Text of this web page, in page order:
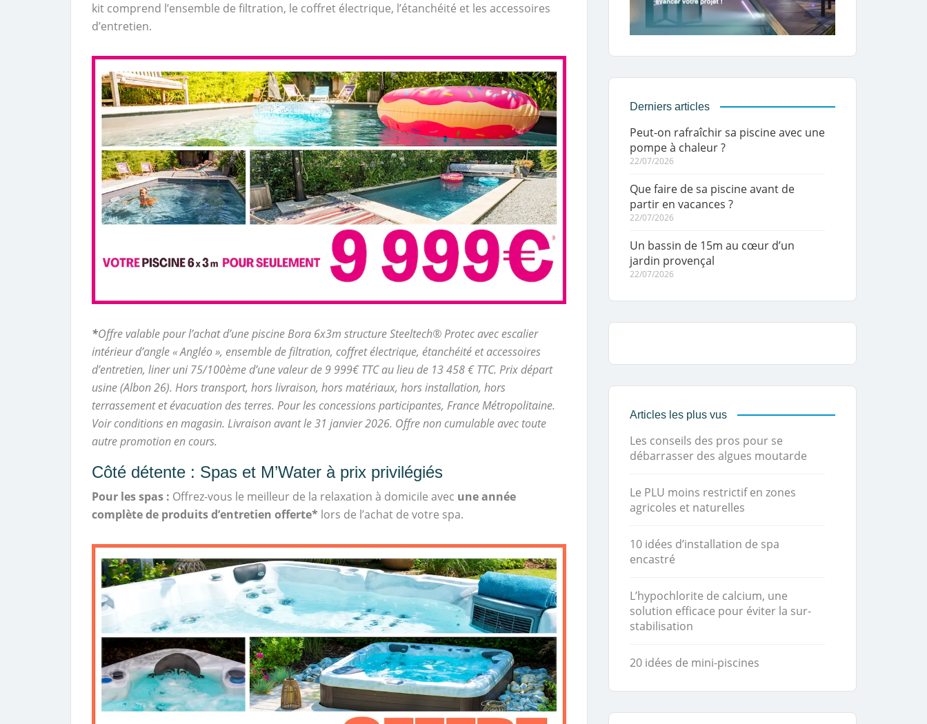
kit comprend l’ensemble de filtration, le coffret électrique, l’étanchéité et les accessoires
d’entretien.
*Offre valable pour l’achat d’une piscine Bora 6x3m structure Steeltech® Protec avec escalier
intérieur d’angle « Angléo », ensemble de filtration, coffret électrique, étanchéité et accessoires
d’entretien, liner uni 75/100ème d’une valeur de 9 999€ TTC au lieu de 13 458 € TTC. Prix départ
usine (Albon 26). Hors transport, hors livraison, hors matériaux, hors installation, hors
terrassement et évacuation des terres. Pour les concessions participantes, France Métropolitaine.
Voir conditions en magasin. Livraison avant le 31 janvier 2026. Offre non cumulable avec toute
autre promotion en cours.
Côté détente : Spas et M’Water à prix privilégiés
Pour les spas : Offrez-vous le meilleur de la relaxation à domicile avec une année
complète de produits d’entretien offerte* lors de l’achat de votre spa.
Derniers articles
Peut-on rafraîchir sa piscine avec une
pompe à chaleur ?
22/07/2026
Que faire de sa piscine avant de
partir en vacances ?
22/07/2026
Un bassin de 15m au cœur d’un
jardin provençal
22/07/2026
Articles les plus vus
Les conseils des pros pour se
débarrasser des algues moutarde
Le PLU moins restrictif en zones
agricoles et naturelles
10 idées d’installation de spa
encastré
L’hypochlorite de calcium, une
solution efficace pour éviter la sur-
stabilisation
20 idées de mini-piscines